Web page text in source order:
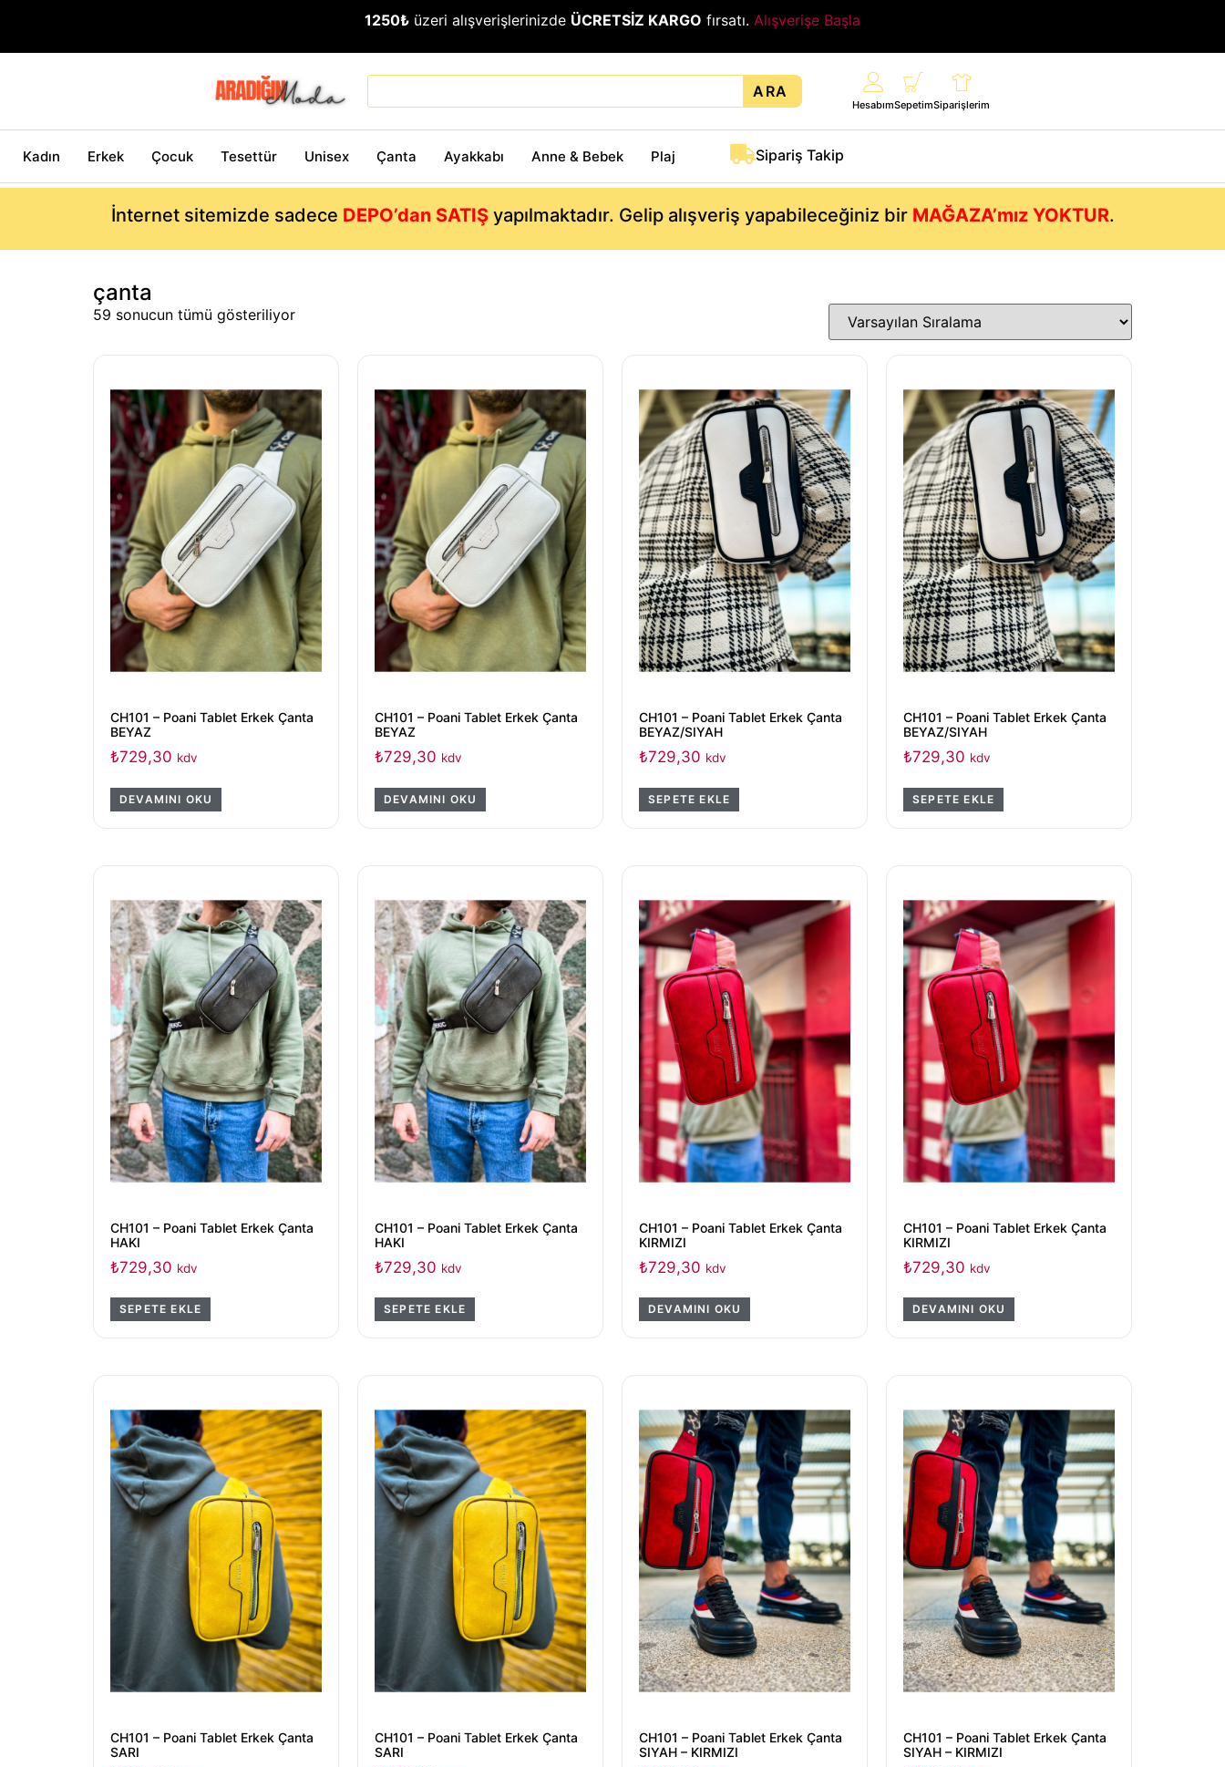
1250₺ üzeri alışverişlerinizde ÜCRETSİZ KARGO fırsatı. Alışverişe Başla
ARA
HesabımSepetimSiparişlerim
Kadın Erkek Çocuk Tesettür Unisex Çanta Ayakkabı Anne & Bebek Plaj Sipariş Takip
İnternet sitemizde sadece DEPO’dan SATIŞyapılmaktadır. Gelip alışveriş yapabileceğiniz bir MAĞAZA’mız YOKTUR.
çanta
59 sonucun tümü gösteriliyor
CH101 – Poani Tablet Erkek Çanta
BEYAZ
₺729,30 kdv
DEVAMINI OKU
CH101 – Poani Tablet Erkek Çanta
BEYAZ
₺729,30 kdv
DEVAMINI OKU
CH101 – Poani Tablet Erkek Çanta
BEYAZ/SIYAH
₺729,30 kdv
SEPETE EKLE
CH101 – Poani Tablet Erkek Çanta
BEYAZ/SIYAH
₺729,30 kdv
SEPETE EKLE
CH101 – Poani Tablet Erkek Çanta
HAKI
₺729,30 kdv
SEPETE EKLE
CH101 – Poani Tablet Erkek Çanta
HAKI
₺729,30 kdv
SEPETE EKLE
CH101 – Poani Tablet Erkek Çanta
KIRMIZI
₺729,30 kdv
DEVAMINI OKU
CH101 – Poani Tablet Erkek Çanta
KIRMIZI
₺729,30 kdv
DEVAMINI OKU
CH101 – Poani Tablet Erkek Çanta
SARI
CH101 – Poani Tablet Erkek Çanta
SARI
CH101 – Poani Tablet Erkek Çanta
SIYAH – KIRMIZI
CH101 – Poani Tablet Erkek Çanta
SIYAH – KIRMIZI